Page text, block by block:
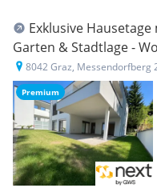
Premium
Exklu­sive
Garten & Stadt­lage -
Haus"
8042 Graz, Messendorfberg